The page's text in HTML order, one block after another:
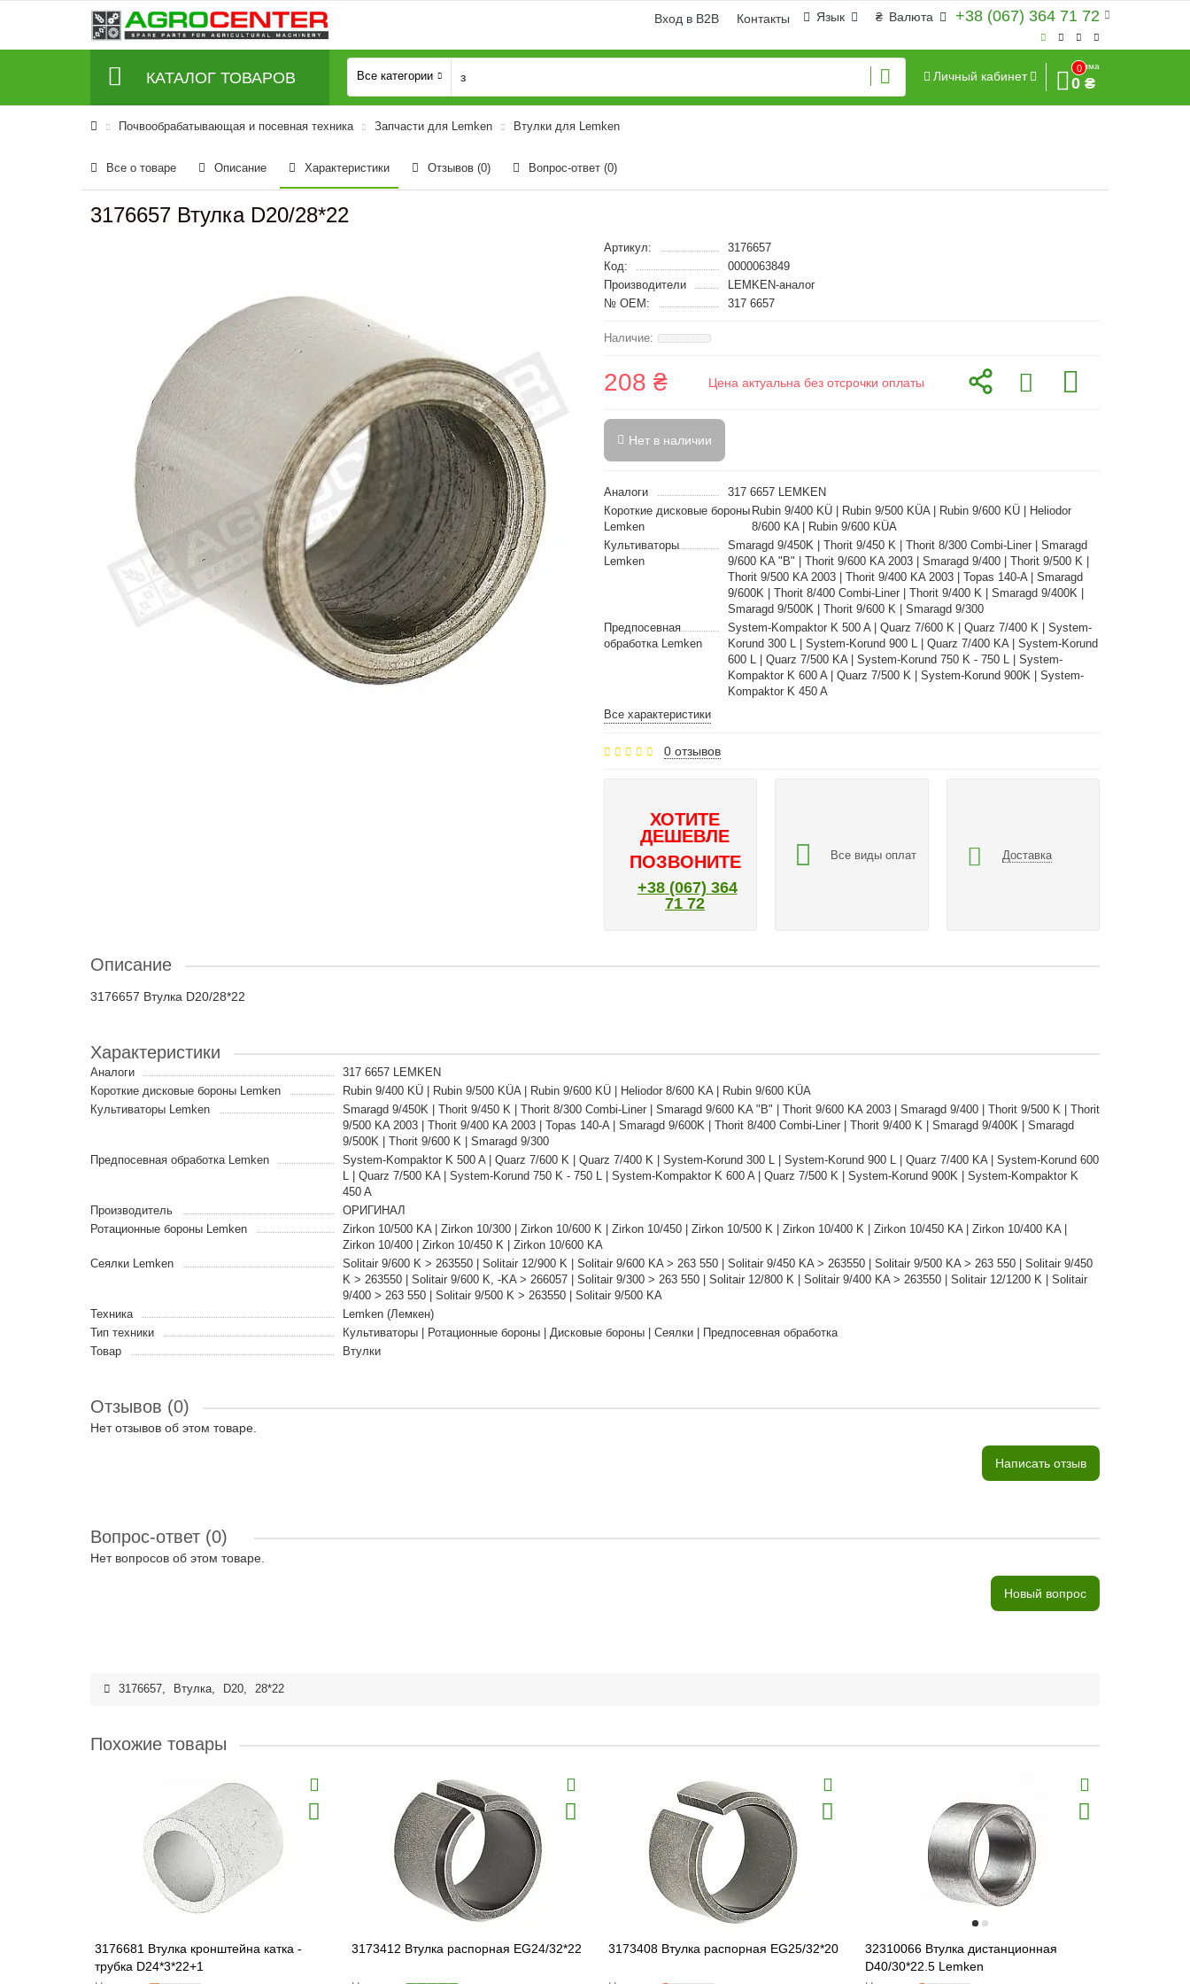
+38 (067) 364 71 72
₴ Валюта
Язык
Вход в B2B Контакты
КАТАЛОГ ТОВАРОВ Все категории Личный кабинет
0
Сумма
0 ₴
Почвообрабатывающая и посевная техника Запчасти для Lemken Втулки для Lemken
Все о товаре Описание Характеристики Отзывов (0) Вопрос-ответ (0)
3176657 Втулка D20/28*22
Артикул:
3176657
Код:
0000063849
Производители
LEMKEN-аналог
№ OEM:
317 6657
208 ₴ Цена актуальна без отсрочки оплаты
Нет в наличии
Аналоги
317 6657 LEMKEN
Короткие дисковые бороны
Lemken
Rubin 9/400 KÜ | Rubin 9/500 KÜA | Rubin 9/600 KÜ | Heliodor
8/600 KA | Rubin 9/600 KÜA
Культиваторы
Lemken
Smaragd 9/450K | Thorit 9/450 K | Thorit 8/300 Combi-Liner | Smaragd
9/600 KA "B" | Thorit 9/600 KA 2003 | Smaragd 9/400 | Thorit 9/500 K |
Thorit 9/500 KA 2003 | Thorit 9/400 KA 2003 | Topas 140-A | Smaragd
9/600K | Thorit 8/400 Combi-Liner | Thorit 9/400 K | Smaragd 9/400K |
Smaragd 9/500K | Thorit 9/600 K | Smaragd 9/300
Предпосевная
обработка Lemken
System-Kompaktor K 500 A | Quarz 7/600 K | Quarz 7/400 K | System-
Korund 300 L | System-Korund 900 L | Quarz 7/400 KA | System-Korund
600 L | Quarz 7/500 KA | System-Korund 750 K - 750 L | System-
Kompaktor K 600 A | Quarz 7/500 K | System-Korund 900K | System-
Kompaktor K 450 A
Все характеристики
0 отзывов
ХОТИТЕ
ДЕШЕВЛЕ
ПОЗВОНИТЕ
+38 (067) 364
71 72
Все виды оплат Доставка
Описание
3176657 Втулка D20/28*22
Характеристики
Аналоги
317 6657 LEMKEN
Короткие дисковые бороны Lemken
Rubin 9/400 KÜ | Rubin 9/500 KÜA | Rubin 9/600 KÜ | Heliodor 8/600 KA | Rubin 9/600 KÜA
Культиваторы Lemken
Smaragd 9/450K | Thorit 9/450 K | Thorit 8/300 Combi-Liner | Smaragd 9/600 KA "B" | Thorit 9/600 KA 2003 | Smaragd 9/400 | Thorit 9/500 K | Thorit
9/500 KA 2003 | Thorit 9/400 KA 2003 | Topas 140-A | Smaragd 9/600K | Thorit 8/400 Combi-Liner | Thorit 9/400 K | Smaragd 9/400K | Smaragd
9/500K | Thorit 9/600 K | Smaragd 9/300
Предпосевная обработка Lemken
System-Kompaktor K 500 A | Quarz 7/600 K | Quarz 7/400 K | System-Korund 300 L | System-Korund 900 L | Quarz 7/400 KA | System-Korund 600
L | Quarz 7/500 KA | System-Korund 750 K - 750 L | System-Kompaktor K 600 A | Quarz 7/500 K | System-Korund 900K | System-Kompaktor K
450 A
Производитель
ОРИГИНАЛ
Ротационные бороны Lemken
Zirkon 10/500 KA | Zirkon 10/300 | Zirkon 10/600 K | Zirkon 10/450 | Zirkon 10/500 K | Zirkon 10/400 K | Zirkon 10/450 KA | Zirkon 10/400 KA |
Zirkon 10/400 | Zirkon 10/450 K | Zirkon 10/600 KA
Сеялки Lemken
Solitair 9/600 K > 263550 | Solitair 12/900 K | Solitair 9/600 KA > 263 550 | Solitair 9/450 KA > 263550 | Solitair 9/500 KA > 263 550 | Solitair 9/450
K > 263550 | Solitair 9/600 K, -KA > 266057 | Solitair 9/300 > 263 550 | Solitair 12/800 K | Solitair 9/400 KA > 263550 | Solitair 12/1200 K | Solitair
9/400 > 263 550 | Solitair 9/500 K > 263550 | Solitair 9/500 KA
Техника
Lemken (Лемкен)
Тип техники
Культиваторы | Ротационные бороны | Дисковые бороны | Сеялки | Предпосевная обработка
Товар
Втулки
Отзывов (0)
Нет отзывов об этом товаре.
Написать отзыв
Вопрос-ответ (0)
Нет вопросов об этом товаре.
Новый вопрос
3176657, Втулка, D20, 28*22
Похожие товары
3176681 Втулка кронштейна катка -
трубка D24*3*22+1
3173412 Втулка распорная EG24/32*22 3173408 Втулка распорная EG25/32*20
32310066 Втулка дистанционная
D40/30*22.5 Lemken